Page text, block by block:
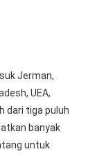
Jerman,
UEA,
dari tiga puluh
banyak
untuk